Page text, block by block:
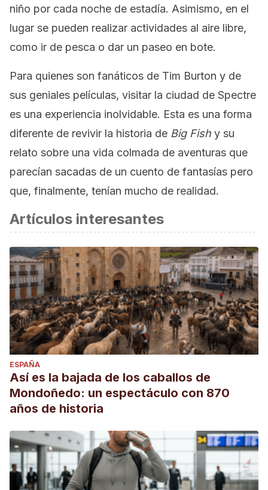
niño por cada noche de estadía. Asimismo, en el
lugar se pueden realizar actividades al aire libre,
como ir de pesca o dar un paseo en bote.
Para quienes son fanáticos de Tim Burton y de
sus geniales películas, visitar la ciudad de Spectre
es una experiencia inolvidable. Esta es una forma
diferente de revivir la historia de Big Fish y su
relato sobre una vida colmada de aventuras que
parecían sacadas de un cuento de fantasías pero
que, finalmente, tenían mucho de realidad.
Artículos interesantes
ESPAÑA
Así es la bajada de los caballos de
Mondoñedo: un espectáculo con 870
años de historia